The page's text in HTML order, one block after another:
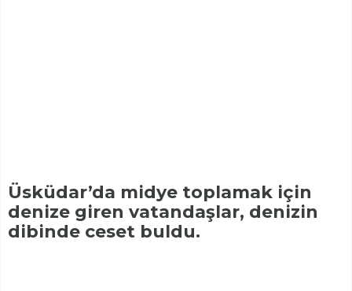
Üsküdar’da midye toplamak için
denize giren vatandaşlar, denizin
dibinde ceset buldu.